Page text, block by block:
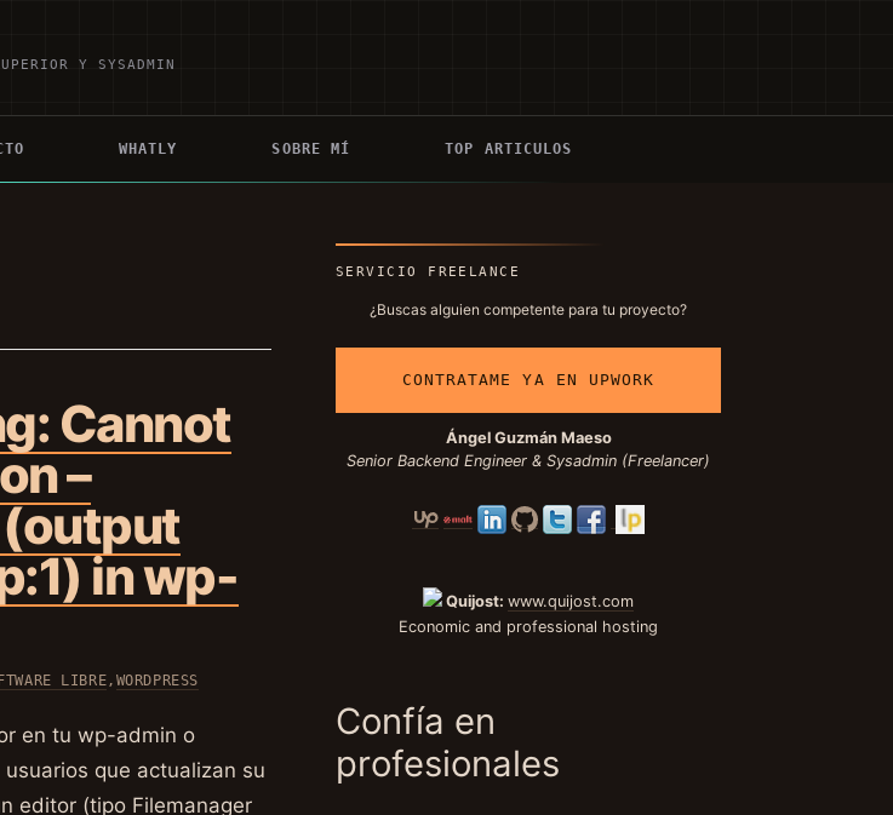
Y SYSADMIN
WHATLY SOBRE MÍ TOP ARTICULOS
Cannot
–
(output
in wp-
LIBRE , WORDPRESS
en tu wp-admin o
que actualizan su
editor (tipo Filemanager
SERVICIO FREELANCE
¿Buscas alguien competente para tu proyecto?
CONTRATAME YA EN UPWORK
Ángel Guzmán Maeso
Senior Backend Engineer & Sysadmin (Freelancer)
Quijost: www.quijost.com
Economic and professional hosting
Confía en
profesionales